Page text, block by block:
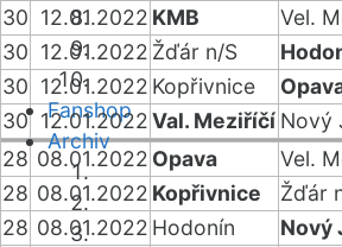
Fanshop
Archiv
30 12.01.2022 KMB Vel.
30 12.01.2022 Žďár n/S
30 12.01.2022 Kopřivnice
30 12.01.2022Val. Meziříčí Nový
28 08.01.2022 Opava Vel.
28 08.01.2022 Kopřivnice Žďár
28 08.01.2022 Hodonín Nový